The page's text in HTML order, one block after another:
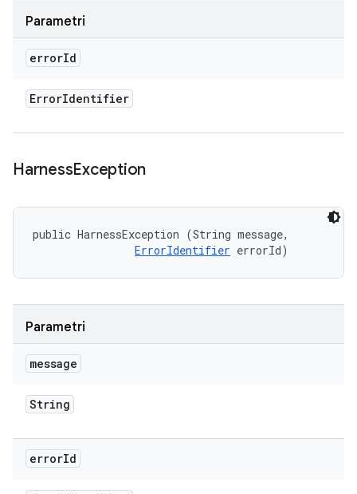
Parametri
errorId
ErrorIdentifier
HarnessException
public HarnessException (String message,
ErrorIdentifier errorId)
Parametri
message
String
errorId